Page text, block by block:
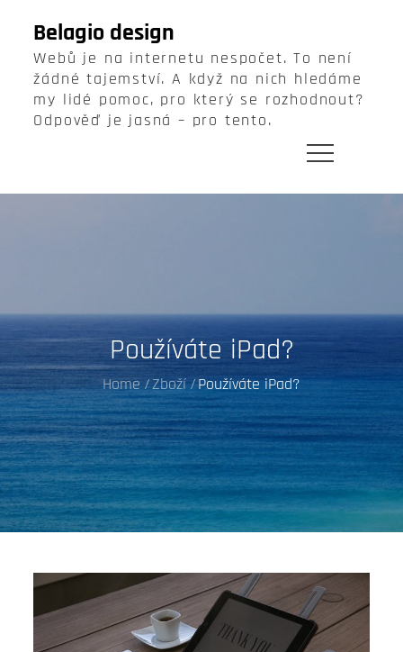
content
Belagio design
Webů je na internetu nespočet. To není
žádné tajemství. A když na nich hledáme
my lidé pomoc, pro který se rozhodnout?
Odpověď je jasná – pro tento.
Používáte iPad?
Home Zboží Používáte iPad?